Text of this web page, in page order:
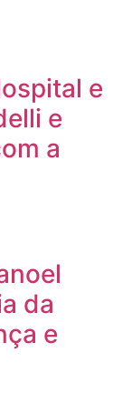
e
e
a
da
e